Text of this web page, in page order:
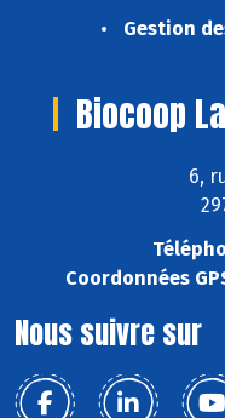
Gestion
Biocoop
6,
Coordonnées
Nous suivre sur